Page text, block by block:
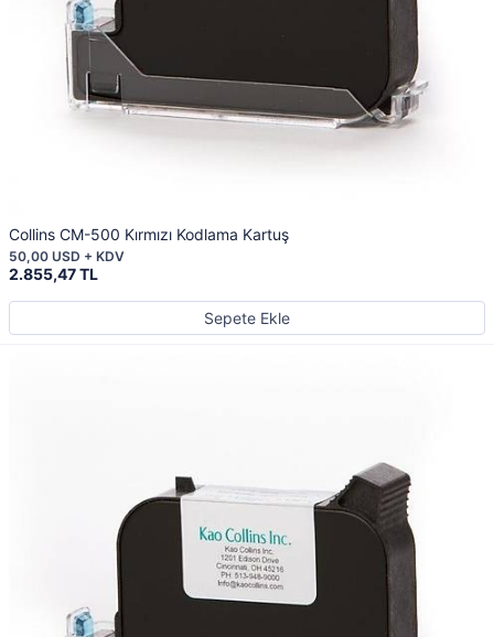
Collins CM-500 Kırmızı Kodlama Kartuş
2.855,47 TL
50,00 USD + KDV
Sepete Ekle